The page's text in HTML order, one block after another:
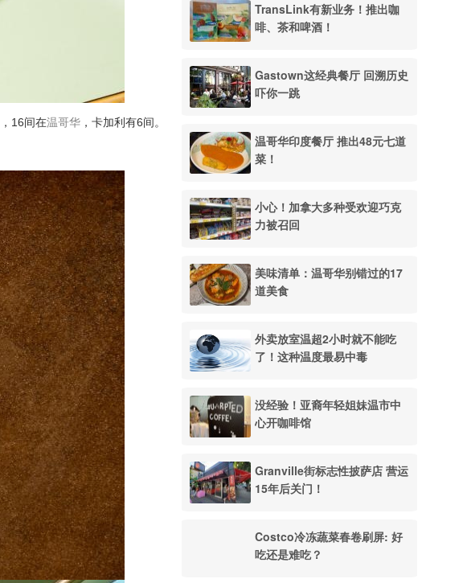
，16间在温哥华 ，卡加利有6间。
TransLink有新业务！推出咖
啡、茶和啤酒！
Gastown这经典餐厅 回溯历史
吓你一跳
温哥华印度餐厅 推出48元七道
菜！
小心！加拿大多种受欢迎巧克
力被召回
美味清单：温哥华别错过的17
道美食
外卖放室温超2小时就不能吃
了！这种温度最易中毒
没经验！亚裔年轻姐妹温市中
心开咖啡馆
Granville街标志性披萨店 营运
15年后关门！
Costco冷冻蔬菜春卷刷屏: 好
吃还是难吃？